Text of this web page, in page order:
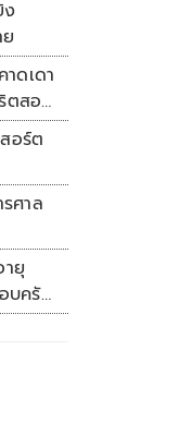
ง
ดเดา
ตสอบ
อร์ต
ศาล
ยุ
บครัว